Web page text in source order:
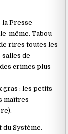
la Presse
même. Tabou
rires toutes les
salles de
crimes plus
gras : les petits
maîtres
du Système.